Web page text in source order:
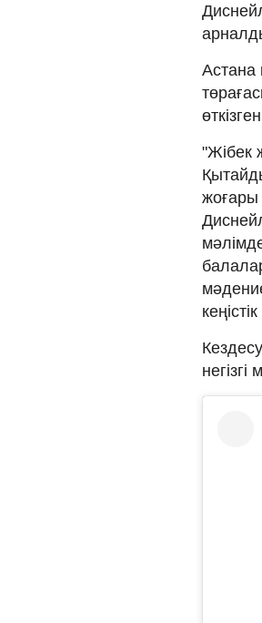
Астана
"Жібек
жоғары